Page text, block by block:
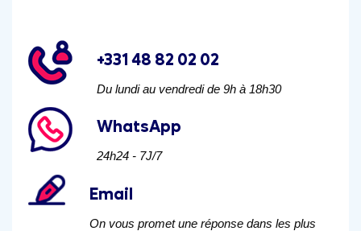
+331 48 82 02 02
Du lundi au vendredi de 9h à 18h30
WhatsApp
24h24 - 7J/7
Email
On vous promet une réponse dans les plus